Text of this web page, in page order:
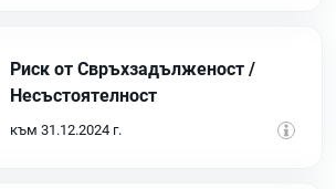
Риск от Свръхзадълженост /
Несъстоятелност
към 31.12.2024 г.